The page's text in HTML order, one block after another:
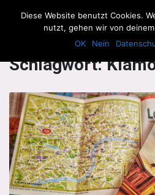
The Howling
Schlagwort:
Diese Website benutzt Cookies.
nutzt, gehen wir von
OK
Nein